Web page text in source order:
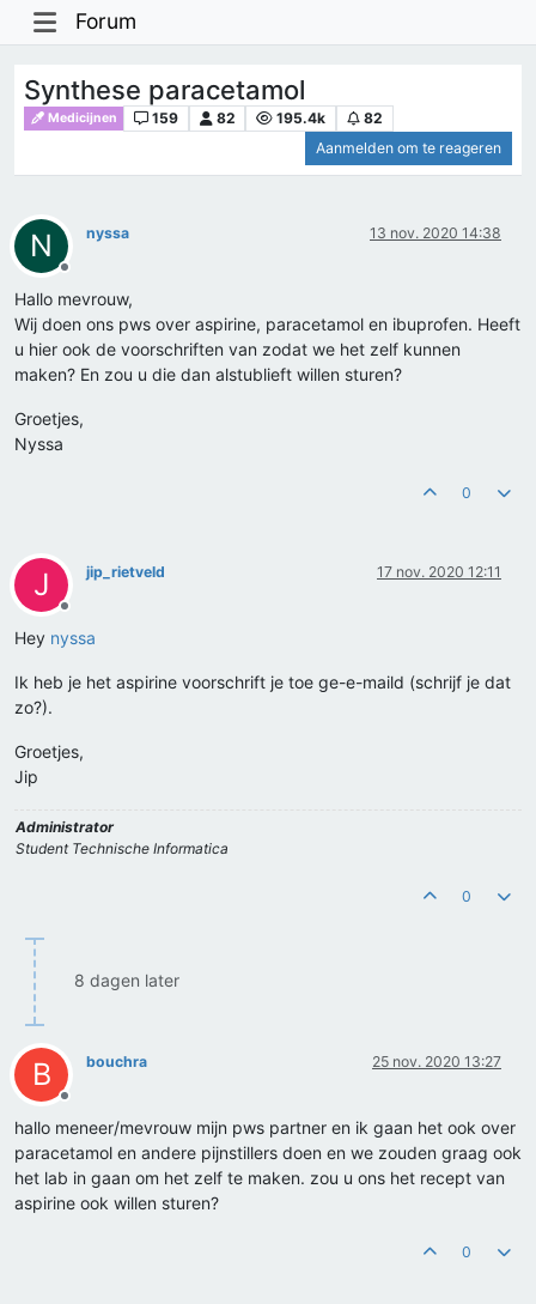
Forum
Synthese paracetamol
Medicijnen 159 82 195.4k
82
Aanmelden om te reageren
N
Offline
nyssa 13 nov. 2020 14:38
Hallo mevrouw,
Wij doen ons pws over aspirine, paracetamol en ibuprofen. Heeft
u hier ook de voorschriften van zodat we het zelf kunnen
maken? En zou u die dan alstublieft willen sturen?
Groetjes,
Nyssa
0
J
Offline
jip_rietveld 17 nov. 2020 12:11
Hey nyssa
Ik heb je het aspirine voorschrift je toe ge-e-maild (schrijf je dat
zo?).
Groetjes,
Jip
Administrator
Student Technische Informatica
0
8 dagen later
B
Offline
bouchra 25 nov. 2020 13:27
hallo meneer/mevrouw mijn pws partner en ik gaan het ook over
paracetamol en andere pijnstillers doen en we zouden graag ook
het lab in gaan om het zelf te maken. zou u ons het recept van
aspirine ook willen sturen?
0